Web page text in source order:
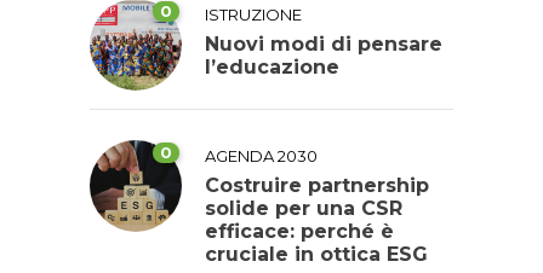
0 ISTRUZIONE
Nuovi modi di pensare
l’educazione
0 AGENDA 2030
Costruire partnership
solide per una CSR
efficace: perché è
cruciale in ottica ESG